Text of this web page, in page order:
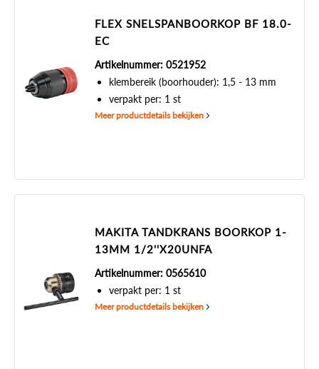
FLEX SNELSPANBOORKOP BF 18.0-
EC
Artikelnummer: 0521952
klembereik (boorhouder): 1,5 - 13 mm
verpakt per: 1 st
Meer productdetails bekijken
MAKITA TANDKRANS BOORKOP 1-
13MM 1/2''X20UNFA
Artikelnummer: 0565610
verpakt per: 1 st
Meer productdetails bekijken